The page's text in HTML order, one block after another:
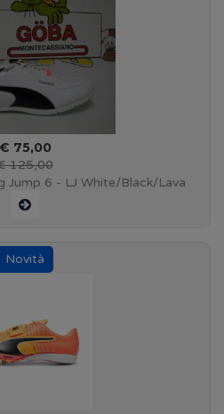
€ 75,00
125,00
Jump 6 - LJ White/Black/Lava
- 193453 02